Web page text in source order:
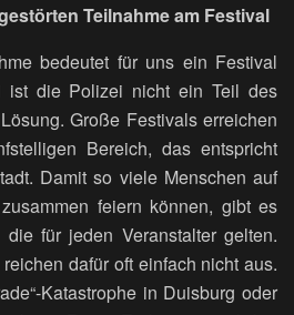
Teilnahme am Festival
bedeutet für uns ein Festival
ist die Polizei nicht ein Teil des
Große Festivals erreichen
Bereich, das entspricht
Damit so viele Menschen auf
feiern können, gibt es
die für jeden Veranstalter gelten.
dafür oft einfach nicht aus.
Katastrophe in Duisburg oder